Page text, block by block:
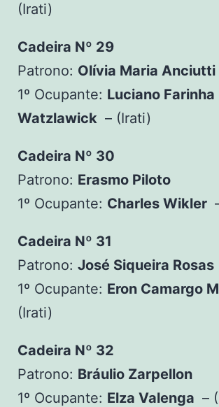
(Irati)
Cadeira Nº 29
Patrono: Olívia Maria Anciutti
1º Ocupante: Luciano Farinha
Watzlawick – (Irati)
Cadeira Nº 30
Patrono: Erasmo Piloto
1º Ocupante: Charles Wikler
Cadeira Nº 31
Patrono: José Siqueira Rosas
1º Ocupante: Eron Camargo
(Irati)
Cadeira Nº 32
Patrono: Bráulio Zarpellon
1º Ocupante: Elza Valenga –